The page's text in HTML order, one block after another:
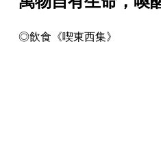
◎飲食《喫東西集》